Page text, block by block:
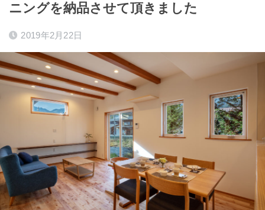
ニングを納品させて頂きました
2019年2月22日